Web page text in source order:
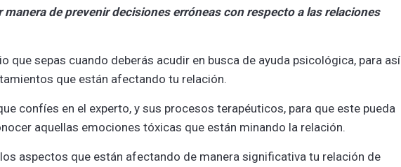
manera de prevenir decisiones erróneas con respecto a las relaciones
que sepas cuando deberás acudir en busca de ayuda psicológica, para así
que están afectando tu relación.
confíes en el experto, y sus procesos terapéuticos, para que este pueda
aquellas emociones tóxicas que están minando la relación.
aspectos que están afectando de manera significativa tu relación de